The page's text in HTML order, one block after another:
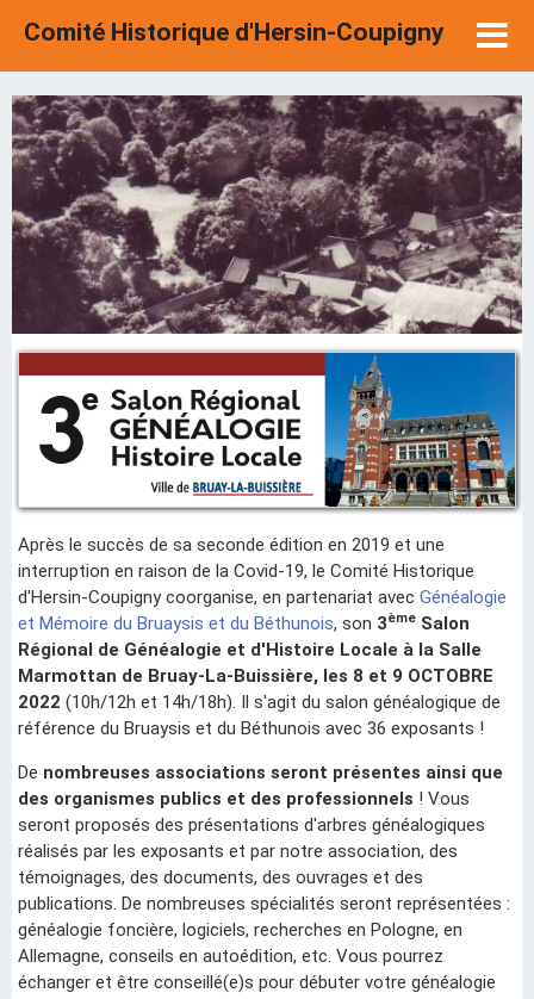
Comité Historique d'Hersin-Coupigny
Après le succès de sa seconde édition en 2019 et une
interruption en raison de la Covid-19, le Comité Historique
d'Hersin-Coupigny coorganise, en partenariat avec Généalogie
et Mémoire du Bruaysis et du Béthunois, son 3ème Salon
Régional de Généalogie et d'Histoire Locale à la Salle
Marmottan de Bruay-La-Buissière, les 8 et 9 OCTOBRE
2022 (10h/12h et 14h/18h). Il s'agit du salon généalogique de
référence du Bruaysis et du Béthunois avec 36 exposants !
De nombreuses associations seront présentes ainsi que
des organismes publics et des professionnels ! Vous
seront proposés des présentations d'arbres généalogiques
réalisés par les exposants et par notre association, des
témoignages, des documents, des ouvrages et des
publications. De nombreuses spécialités seront représentées :
généalogie foncière, logiciels, recherches en Pologne, en
Allemagne, conseils en autoédition, etc. Vous pourrez
échanger et être conseillé(e)s pour débuter votre généalogie